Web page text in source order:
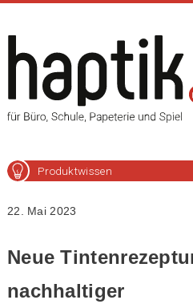
Produktwissen
22. Mai 2023
Neue
nachhaltiger